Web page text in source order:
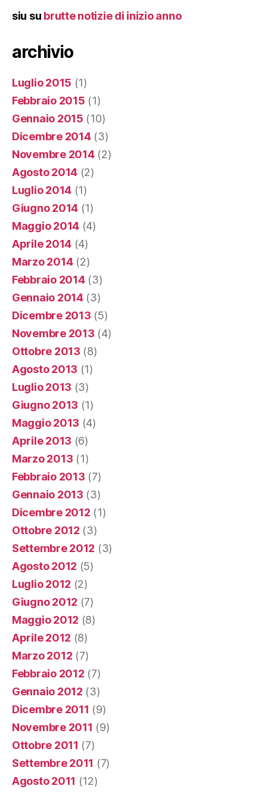
siu su brutte notizie di inizio anno
archivio
Luglio 2015 (1)
Febbraio 2015 (1)
Gennaio 2015 (10)
Dicembre 2014(3)
Novembre 2014(2)
Agosto 2014 (2)
Luglio 2014 (1)
Giugno 2014 (1)
Maggio 2014 (4)
Aprile 2014 (4)
Marzo 2014(2)
Febbraio 2014(3)
Gennaio 2014(3)
Dicembre 2013 (5)
Novembre 2013 (4)
Ottobre 2013 (8)
Agosto 2013 (1)
Luglio 2013 (3)
Giugno 2013 (1)
Maggio 2013 (4)
Aprile 2013 (6)
Marzo 2013 (1)
Febbraio 2013 (7)
Gennaio 2013 (3)
Dicembre 2012 (1)
Ottobre 2012 (3)
Settembre 2012 (3)
Agosto 2012 (5)
Luglio 2012 (2)
Giugno 2012 (7)
Maggio 2012 (8)
Aprile 2012 (8)
Marzo 2012 (7)
Febbraio 2012 (7)
Gennaio 2012 (3)
Dicembre 2011 (9)
Novembre 2011 (9)
Ottobre 2011 (7)
Settembre 2011 (7)
Agosto 2011 (12)